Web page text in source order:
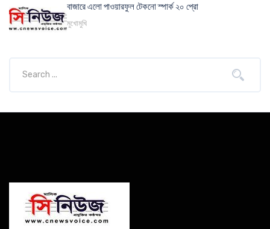
বাজারে এলো পাওয়ারফুল টেকনো স্পার্ক ২০ প্রো
মুখোমুখি